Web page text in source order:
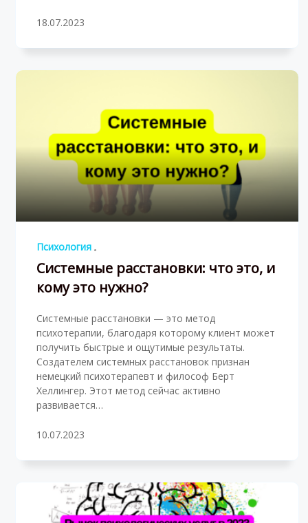
18.07.2023
Психология
Системные расстановки: что это, и
кому это нужно?
Системные расстановки — это метод
психотерапии, благодаря которому клиент может
получить быстрые и ощутимые результаты.
Создателем системных расстановок признан
немецкий психотерапевт и философ Берт
Хеллингер. Этот метод сейчас активно
развивается…
10.07.2023